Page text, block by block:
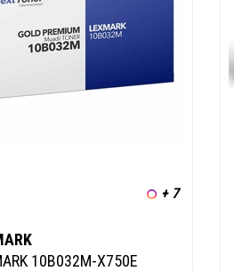
+ 7
10B032M-X750E